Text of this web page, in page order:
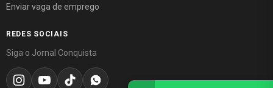
Enviar vaga de emprego
REDES SOCIAIS
Siga o Jornal Conquista